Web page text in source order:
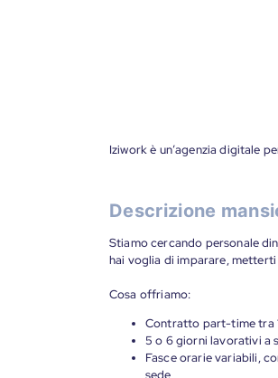
Iziwork è un’agenzia digitale
Descrizione
Stiamo cercando personale
hai voglia di imparare,
Cosa offriamo:
Contratto part-time tra
5 o 6 giorni lavorativi a
Fasce orarie variabili,
sede